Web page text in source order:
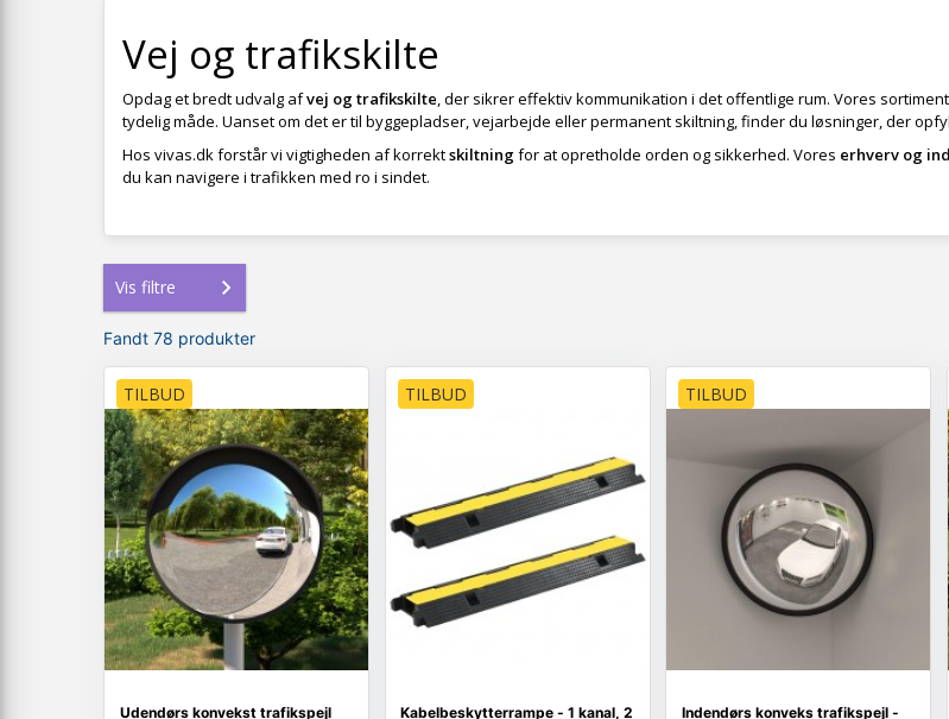
Vej og trafikskilte
Opdag et bredt udvalg afvej og trafikskilte, der sikrer effektiv kommunikation i det offentlige rum. Vores
tydelig måde. Uanset om det er til byggepladser, vejarbejde eller permanent skiltning, finder du løsninger, der
Hos vivas.dk forstår vi vigtigheden af korrektskiltningfor at opretholde orden og sikkerhed. Vores erhverv og
du kan navigere i trafikken med ro i sindet.
Vis filtre
Fandt 78 produkter
TILBUD
Udendørs konvekst trafikspejl
TILBUD
Kabelbeskytterrampe - 1 kanal, 2
TILBUD
Indendørs konveks trafikspejl -